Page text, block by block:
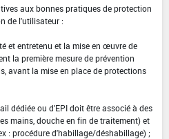
aux bonnes pratiques de protection
de l'utilisateur :
et entretenu et la mise en œuvre de
la première mesure de prévention
avant la mise en place de protections
dédiée ou d'EPI doit être associé à des
mains, douche en fin de traitement) et
: procédure d'habillage/déshabillage) ;